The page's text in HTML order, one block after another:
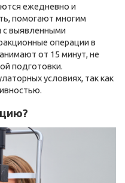
ежедневно и
помогают многим
с выявленными
операции в
от 15 минут, не
подготовки.
условиях, так как